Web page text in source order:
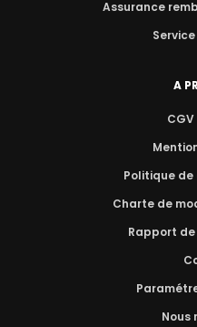
Assurance
A
Politique
Charte de
Rapport
Nous